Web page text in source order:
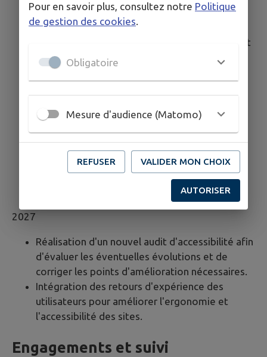
Mise en place d'un suivi régulier pour s'assurer
du maintien de la conformité.
Poursuite de la formation des développeurs et
sensibilisation des rédacteurs de contenu.
Adaptation aux éventuelles évolutions du
Veille réglementaire :Mise en place d'une
veille continue pour suivre l'évolution des
normes et réglementations relatives à
l'accessibilité numérique, afin de garantir une
mise à jour rapide des sites en cas de
modification des exigences légales.
2027
Réalisation d'un nouvel audit d'accessibilité afin
d'évaluer les éventuelles évolutions et de
corriger les points d'amélioration nécessaires.
Intégration des retours d'expérience des
utilisateurs pour améliorer l'ergonomie et
l'accessibilité des sites.
Engagements et suivi
Pour en savoir plus, consultez notre Politique
de gestion des cookies.
Obligatoire
Mesure d'audience (Matomo)
REFUSER VALIDER MON CHOIX
AUTORISER